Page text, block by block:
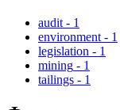
audit - 1
environment - 1
legislation - 1
mining - 1
tailings - 1